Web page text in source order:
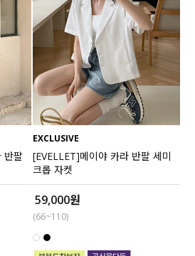
반팔
EXCLUSIVE
[EVELLET]메이야 카라 반팔 세미
크롭 자켓
59,000원
(66~110)